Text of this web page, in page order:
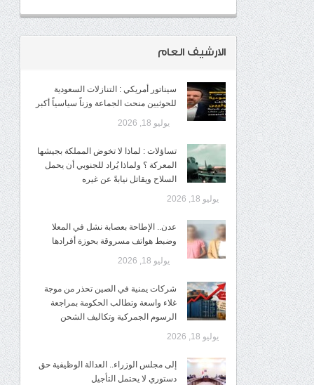
الارشيف العام
سيناتور أمريكي : التنازلات السعودية
للحوثيين منحت الجماعة وزناً سياسياً أكبر
يوليو 18, 2026
تساؤلات : لماذا لا تخوض المملكة بجيشها
المعركة ؟ ولماذا يُراد للجنوبي أن يحمل
السلاح ويقاتل نيابةً عن غيره
يوليو 18, 2026
عدن.. الإطاحة بعصابة نشل في المعلا
وضبط هواتف مسروقة بحوزة أفرادها
يوليو 18, 2026
شركات يمنية في الصين تحذر من موجة
غلاء واسعة وتطالب الحكومة بمراجعة
الرسوم الجمركية وتكاليف الشحن
يوليو 18, 2026
إلى مجلس الوزراء.. العدالة الوظيفية حق
دستوري لا يحتمل التأجيل